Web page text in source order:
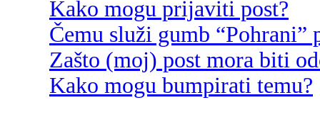
Kako mogu prijaviti post?
Čemu služi gumb
Zašto (moj) post mora biti
Kako mogu bumpirati temu?